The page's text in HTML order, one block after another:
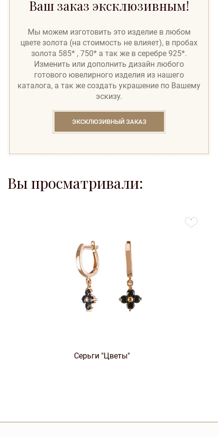
Ваш заказ эксклюзивным!
Мы можем изготовить это изделие в любом
цвете золота (на стоимость не влияет), в пробах
золота 585* , 750* а так же в серебре 925*.
Изменить или дополнить дизайн любого
готового ювелирного изделия из нашего
каталога, а так же создать украшение по Вашему
эскизу.
ЭКСКЛЮЗИВНЫЙ ЗАКАЗ
Вы просматривали:
Серьги "Цветы"
favorites